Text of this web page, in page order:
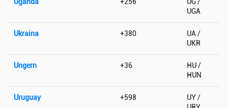
UGA
Ukraina +380
UA /
UKR
Ungern +36
HU /
HUN
Uruguay +598
UY /